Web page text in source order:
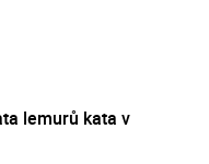
lemurů kata v